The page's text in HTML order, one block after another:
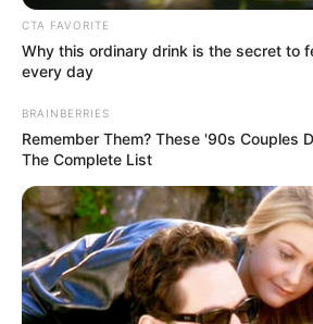
7 HARRY WAY
6 AZKA
2 MORPHEWAN
11 TUMBLER
10 FUTURE FATE
Analyse des huit chevaux de
Quinté du 8 Septembre à
RFM – Super Handicap de la
CTA FAVORITE
Why this ordinary drink is the secret to
every day
BRAINBERRIES
Remember Them? These '90s Couples
The Complete List